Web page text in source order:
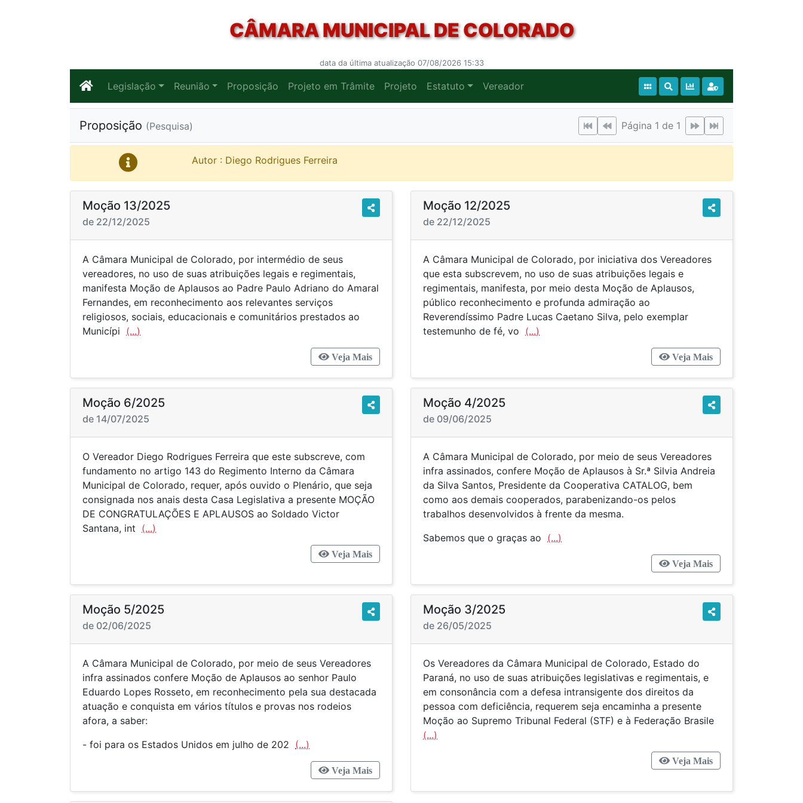
CÂMARA MUNICIPAL DE COLORADO
data da última atualização 07/08/2026 15:33
Legislação Reunião Proposição Projeto em Trâmite Projeto Estatuto Vereador
Proposição (Pesquisa) Página 1 de 1
Autor : Diego Rodrigues Ferreira
Moção 13/2025
de 22/12/2025
A Câmara Municipal de Colorado, por intermédio de seus
vereadores, no uso de suas atribuições legais e regimentais,
manifesta Moção de Aplausos ao Padre Paulo Adriano do Amaral
Fernandes, em reconhecimento aos relevantes serviços
religiosos, sociais, educacionais e comunitários prestados ao
Municípi (...)
Veja Mais
Moção 12/2025
de 22/12/2025
A Câmara Municipal de Colorado, por iniciativa dos Vereadores
que esta subscrevem, no uso de suas atribuições legais e
regimentais, manifesta, por meio desta Moção de Aplausos,
público reconhecimento e profunda admiração ao
Reverendíssimo Padre Lucas Caetano Silva, pelo exemplar
testemunho de fé, vo (...)
Veja Mais
Moção 6/2025
de 14/07/2025
O Vereador Diego Rodrigues Ferreira que este subscreve, com
fundamento no artigo 143 do Regimento Interno da Câmara
Municipal de Colorado, requer, após ouvido o Plenário, que seja
consignada nos anais desta Casa Legislativa a presente MOÇÃO
DE CONGRATULAÇÕES E APLAUSOS ao Soldado Victor
Santana, int (...)
Veja Mais
Moção 4/2025
de 09/06/2025
A Câmara Municipal de Colorado, por meio de seus Vereadores
infra assinados, confere Moção de Aplausos à Sr.ª Silvia Andreia
da Silva Santos, Presidente da Cooperativa CATALOG, bem
como aos demais cooperados, parabenizando-os pelos
trabalhos desenvolvidos à frente da mesma.
Sabemos que o graças ao (...)
Veja Mais
Moção 5/2025
de 02/06/2025
A Câmara Municipal de Colorado, por meio de seus Vereadores
infra assinados confere Moção de Aplausos ao senhor Paulo
Eduardo Lopes Rosseto, em reconhecimento pela sua destacada
atuação e conquista em vários títulos e provas nos rodeios
afora, a saber:
- foi para os Estados Unidos em julho de 202 (...)
Veja Mais
Moção 3/2025
de 26/05/2025
Os Vereadores da Câmara Municipal de Colorado, Estado do
Paraná, no uso de suas atribuições legislativas e regimentais, e
em consonância com a defesa intransigente dos direitos da
pessoa com deficiência, requerem seja encaminha a presente
Moção ao Supremo Tribunal Federal (STF) e à Federação Brasile
(...)
Veja Mais